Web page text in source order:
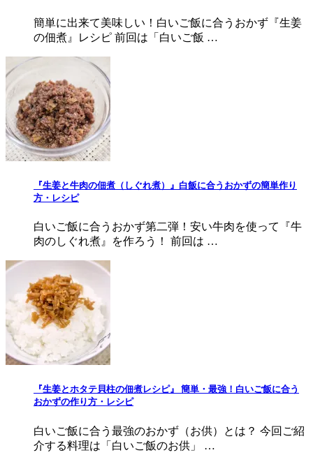
簡単に出来て美味しい！白いご飯に合うおかず『生姜
の佃煮』レシピ 前回は「白いご飯 …
『生姜と牛肉の佃煮（しぐれ煮）』白飯に合うおかずの簡単作り
方・レシピ
白いご飯に合うおかず第二弾！安い牛肉を使って『牛
肉のしぐれ煮』を作ろう！ 前回は …
『生姜とホタテ貝柱の佃煮レシピ』 簡単・最強！白いご飯に合う
おかずの作り方・レシピ
白いご飯に合う最強のおかず（お供）とは？ 今回ご紹
介する料理は「白いご飯のお供」 …